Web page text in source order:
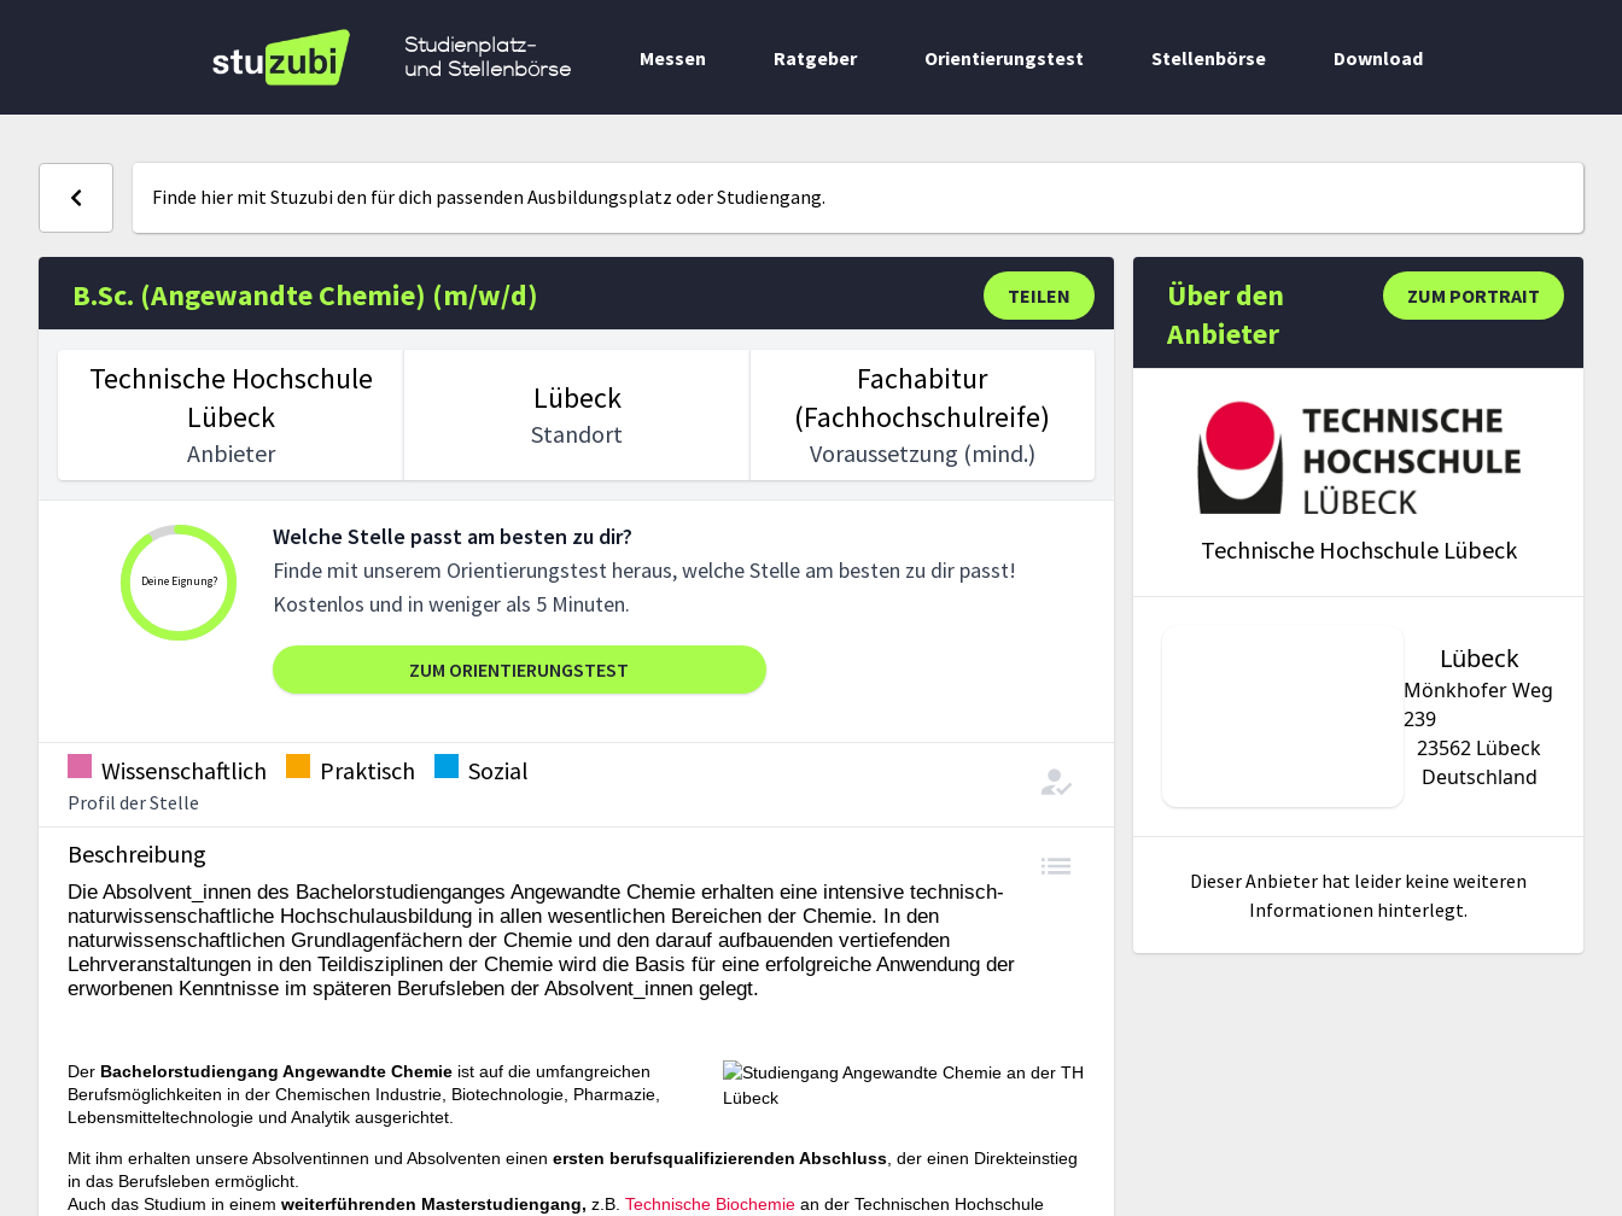
Studienplatz-
und Stellenbörse
Messen Ratgeber Orientierungstest Stellenbörse Download
Finde hier mit Stuzubi den für dich passenden Ausbildungsplatz oder Studiengang.
TEILEN
B.Sc. (Angewandte Chemie) (m/w/d)
Technische Hochschule
Lübeck
Anbieter
Lübeck
Standort
Fachabitur
(Fachhochschulreife)
Voraussetzung (mind.)
Deine Eignung?
Welche Stelle passt am besten zu dir?
Finde mit unserem Orientierungstest heraus, welche Stelle am besten zu dir passt!
Kostenlos und in weniger als 5 Minuten.
ZUM ORIENTIERUNGSTEST
Wissenschaftlich Praktisch Sozial
Profil der Stelle
Beschreibung
Die Absolvent_innen des Bachelorstudienganges Angewandte Chemie erhalten eine intensive technisch-
naturwissenschaftliche Hochschulausbildung in allen wesentlichen Bereichen der Chemie. In den
naturwissenschaftlichen Grundlagenfächern der Chemie und den darauf aufbauenden vertiefenden
Lehrveranstaltungen in den Teildisziplinen der Chemie wird die Basis für eine erfolgreiche Anwendung der
erworbenen Kenntnisse im späteren Berufsleben der Absolvent_innen gelegt.
Der Bachelorstudiengang Angewandte Chemie ist auf die umfangreichen
Berufsmöglichkeiten in der Chemischen Industrie, Biotechnologie, Pharmazie,
Lebensmitteltechnologie und Analytik ausgerichtet.
Mit ihm erhalten unsere Absolventinnen und Absolventen einen ersten berufsqualifizierenden Abschluss, der einen Direkteinstieg
in das Berufsleben ermöglicht.
Auch das Studium in einem weiterführenden Masterstudiengang, z.B. Technische Biochemie an der Technischen Hochschule
ZUM PORTRAIT
Über den
Anbieter
Technische Hochschule Lübeck
Lübeck
Mönkhofer Weg
239
23562 Lübeck
Deutschland
Dieser Anbieter hat leider keine weiteren
Informationen hinterlegt.